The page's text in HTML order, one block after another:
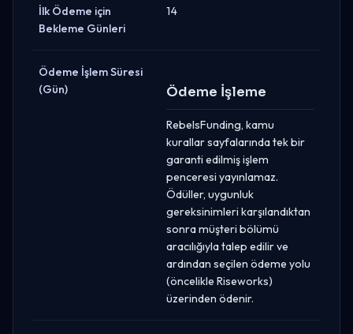
İlk Ödeme için
Bekleme Günleri
14
Ödeme İşlem Süresi
(Gün)
Ödeme İşleme
RebelsFunding, kamu
kurallar sayfalarında tek bir
garanti edilmiş işlem
penceresi yayınlamaz.
Ödüller, uygunluk
gereksinimleri karşılandıktan
sonra müşteri bölümü
aracılığıyla talep edilir ve
ardından seçilen ödeme yolu
(öncelikle Riseworks)
üzerinden ödenir.